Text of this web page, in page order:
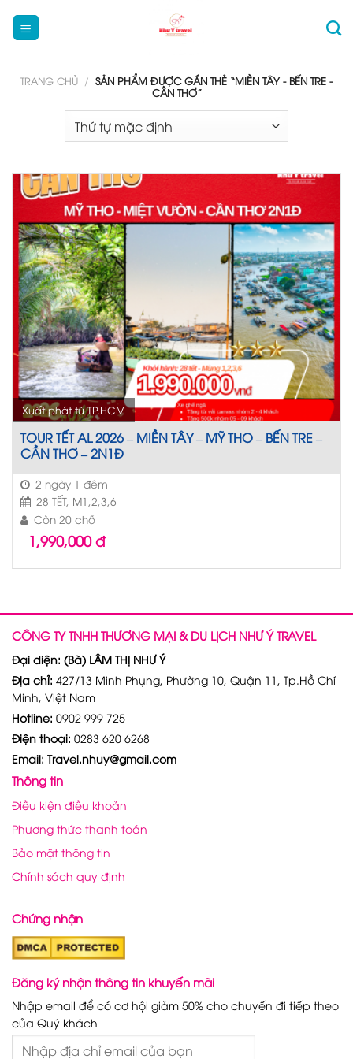
qua
TRANG CHỦ / SẢN PHẨM ĐƯỢC GẮN THẺ “MIỀN TÂY - BẾN TRE -
CẦN THƠ”
TOUR TẾT AL 2026 – MIỀN TÂY – MỸ THO – BẾN TRE –
CẦN THƠ – 2N1Đ
Xuất phát từ TP.HCM
2 ngày 1 đêm
28 TẾT, M1,2,3,6
Còn 20 chỗ
1,990,000đ
CÔNG TY TNHH THƯƠNG MẠI & DU LỊCH NHƯ Ý TRAVEL
Đại diện: (Bà) LÂM THỊ NHƯ Ý
Địa chỉ: 427/13 Minh Phụng, Phường 10, Quận 11, Tp.Hồ Chí
Minh, Việt Nam
Hotline: 0902 999 725
Điện thoại: 0283 620 6268
Email: Travel.nhuy@gmail.com
Thông tin
Điều kiện điều khoản
Phương thức thanh toán
Bảo mật thông tin
Chính sách quy định
Chứng nhận
Đăng ký nhận thông tin khuyến mãi
Nhập email để có cơ hội giảm 50% cho chuyến đi tiếp theo
của Quý khách